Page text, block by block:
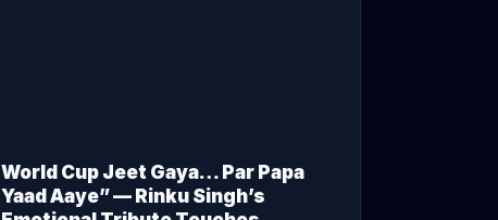
World Cup Jeet Gaya… Par Papa
Yaad Aaye” — Rinku Singh’s